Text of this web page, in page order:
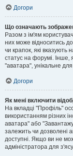
Догори
Що означають
Разом з ім'ям
них може відноситись до
чи крапок, які вказують
статус на форумі. Інше,
"аватара", унікальне
Догори
Як мені включити
На вкладці "Профіль"
використанням різних
аватара" або
залежить чи дозволені
доступні. Якщо ви не
адміністратора для